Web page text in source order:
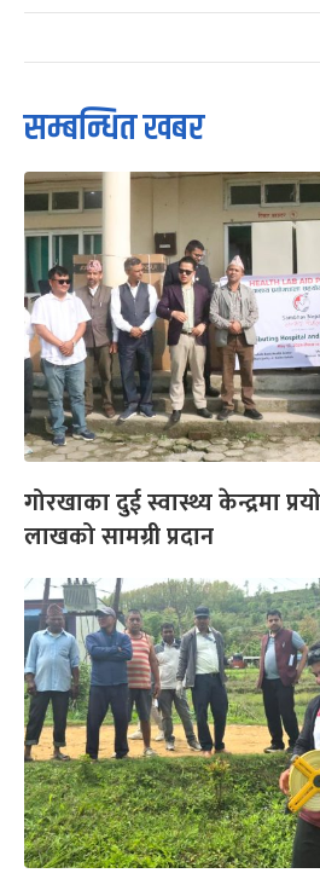
सम्बन्धित खबर
गोरखाका दुई स्वास्थ्य केन्द्रमा
लाखको सामग्री प्रदान